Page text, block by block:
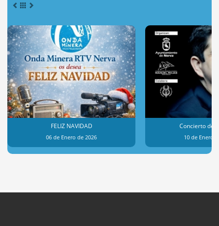
FELIZ NAVIDAD
06 de Enero de 2026
Concierto de
10 de Enero